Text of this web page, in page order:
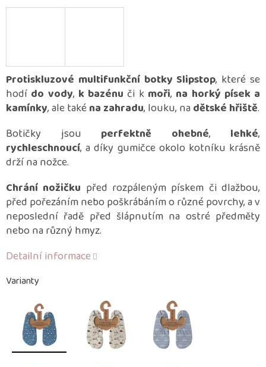
Varianty
Protiskluzové multifunkční botky Slipstop, které se
hodí do vody, k bazénu či k moři, na horký písek a
kamínky, ale také na zahradu, louku, nadětské hřiště.
Botičky jsou perfektně ohebné, lehké,
rychleschnoucí, a díky gumičce okolo kotníku krásně
drží na nožce.
Chrání nožičku před rozpáleným pískem či dlažbou,
před pořezáním nebo poškrábáním o různé povrchy, a v
neposlední řadě před šlápnutím na ostré předměty
nebo na různý hmyz.
Detailní informace